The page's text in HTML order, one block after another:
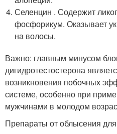
Селенцин . Содержит
фосфорикум. Оказывает
на волосы.
Важно: главным минусом
дигидротестостерона
возникновения побочных
системе, особенно при
мужчинами в молодом
Препараты от облысения